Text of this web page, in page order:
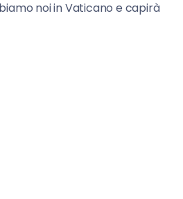
noi in Vaticano e capirà